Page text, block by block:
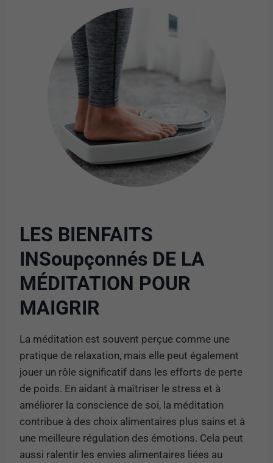
LES BIENFAITS
INSoupçonnés DE LA
MÉDITATION POUR
MAIGRIR
La méditation est souvent perçue comme une
pratique de relaxation, mais elle peut également
jouer un rôle significatif dans les efforts de perte
de poids. En aidant à maîtriser le stress et à
améliorer la conscience de soi, la méditation
contribue à des choix alimentaires plus sains et à
une meilleure régulation des émotions. Cela peut
aussi ralentir les envies alimentaires liées au